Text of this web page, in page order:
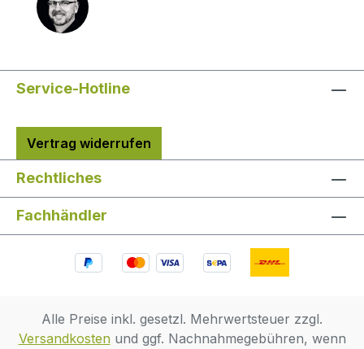
Service-Hotline
Vertrag widerrufen
Rechtliches
Fachhändler
Alle Preise inkl. gesetzl. Mehrwertsteuer zzgl.
Versandkostenund ggf. Nachnahmegebühren, wenn